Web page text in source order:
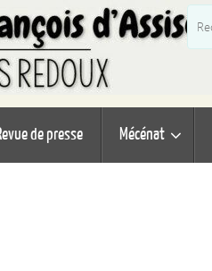
de presse Mécénat